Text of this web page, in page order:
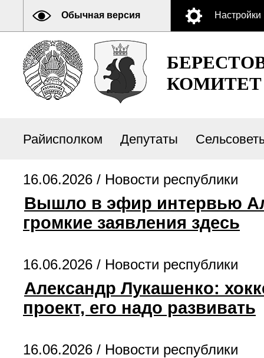
Обычная версия Настройки
КОМИТЕТ
Райисполком Депутаты
16.06.2026 / Новости республики
Вышло в эфир интервью
громкие заявления здесь
16.06.2026 / Новости республики
Александр Лукашенко:
проект, его надо развивать
16.06.2026 / Новости республики